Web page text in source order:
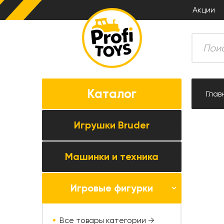
Акции
Каталог
Игрушки Bruder
Все товары категории →
Комбайны
Тракторы
Машинки и техника
Все товары категории →
Игровые фигурки
Все товары категории →